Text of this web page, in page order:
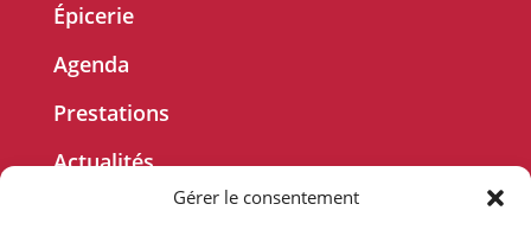
Gérer le consentement
Épicerie
Agenda
Prestations
Actualités